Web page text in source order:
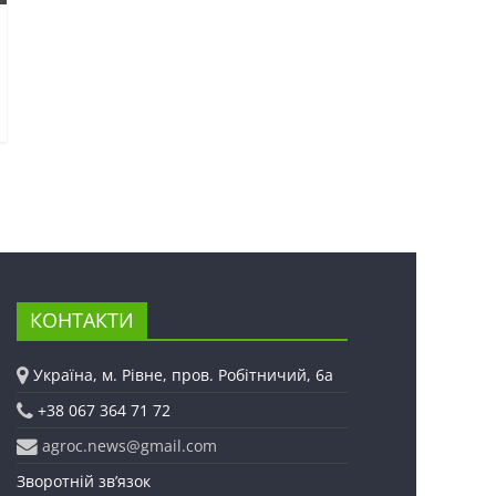
КОНТАКТИ
Україна, м. Рівне, пров. Робітничий, 6а
+38 067 364 71 72
agroc.news@gmail.com
Зворотній зв’язок